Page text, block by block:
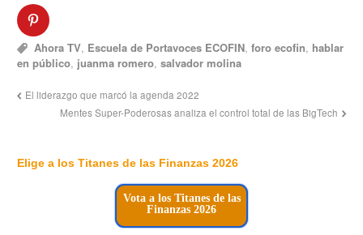
Ahora TV, Escuela de Portavoces ECOFIN,foro ecofin, hablar
en público, juanma romero,salvador molina
El liderazgo que marcó la agenda 2022
Mentes Super-Poderosas analiza el control total de las BigTech
Elige a los Titanes de las Finanzas 2026
Vota a los Titanes de las
Finanzas 2026